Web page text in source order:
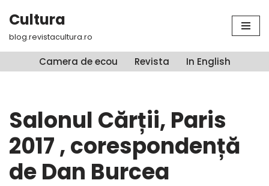
Sari
conținut
Cultura
blog.revistacultura.ro
Camera de ecou Revista In English
Salonul Cărții, Paris
2017 , corespondență
de Dan Burcea